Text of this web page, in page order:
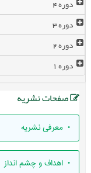
دوره4
دوره3
دوره2
دوره1
صفحات نشریه
• معرفی نشریه
• اهداف و چشم انداز